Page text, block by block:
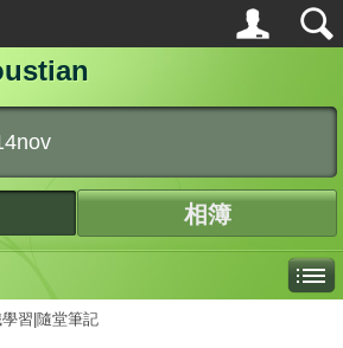
相簿
習|隨堂筆記